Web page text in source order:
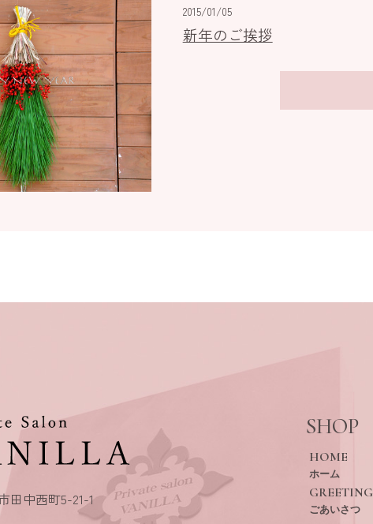
2015/01/05
新年のご挨拶
田中西町5-21-1
SHOP
HOME
ホーム
GREETING
ごあいさつ